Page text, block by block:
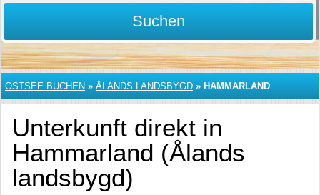
Suchen
OSTSEE BUCHEN » ÅLANDS LANDSBYGD » HAMMARLAND
Unterkunft direkt in
Hammarland (Ålands
landsbygd)